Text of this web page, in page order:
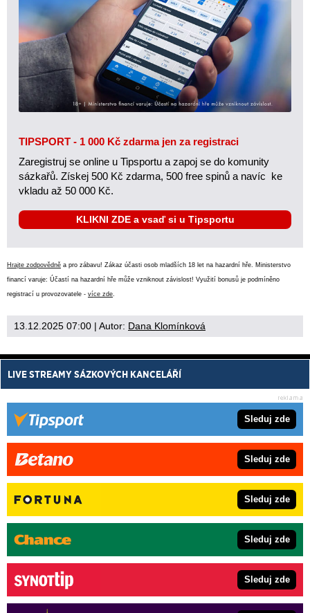
TIPSPORT - 1 000 Kč zdarma jen za registraci
Zaregistruj se online u Tipsportu a zapoj se do komunity
sázkařů. Získej 500 Kč zdarma, 500 free spinů a navíc ke
vkladu až 50 000 Kč.
KLIKNI ZDE a vsaď si u Tipsportu
Hrajte zodpovědně a pro zábavu! Zákaz účasti osob mladších 18 let na hazardní hře. Ministerstvo
financí varuje: Účastí na hazardní hře může vzniknout závislost! Využití bonusů je podmíněno
registrací u provozovatele - více zde
13.12.2025 07:00 | Autor: Dana Klomínková
LIVE STREAMY SÁZKOVÝCH KANCELÁŘÍ
Sleduj zde
Sleduj zde
Sleduj zde
Sleduj zde
Sleduj zde